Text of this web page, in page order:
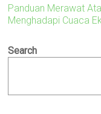
Panduan Merawat
Menghadapi Cuaca
Search